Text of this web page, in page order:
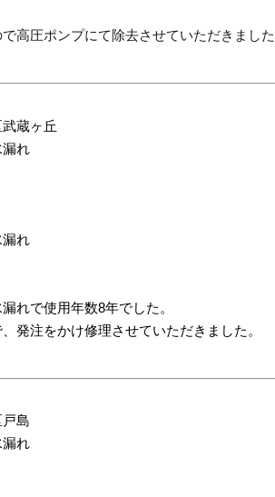
高圧ポンプにて除去させていただきました
武蔵ヶ丘
漏れ
漏れ
れで使用年数8年でした。
発注をかけ修理させていただきました。
戸島
漏れ